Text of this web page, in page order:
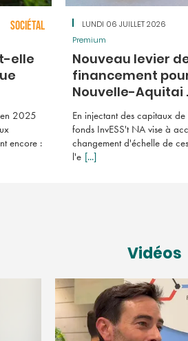
elle
en 2025
encore :
SOCIÉTAL LUNDI 06 JUILLET 2026
Nouveau levier
financement pour
Nouvelle-Aquitai
En injectant des capitaux
fonds InvESS't NA vise à
changement d'échelle de
l'e [...]
Premium
Vidéos